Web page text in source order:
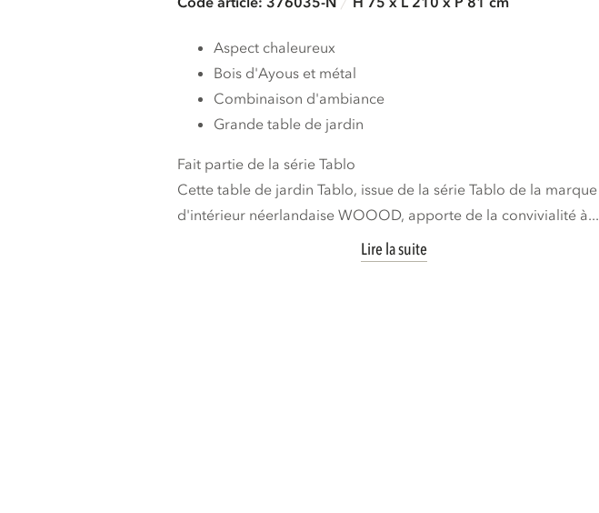
Aspect chaleureux
Bois d'Ayous et métal
Combinaison d'ambiance
Grande table de jardin
Fait partie de la série Tablo
Cette table de jardin Tablo, issue de la série Tablo de la marque
d'intérieur néerlandaise WOOOD, apporte de la convivialité à...
Lire la suite